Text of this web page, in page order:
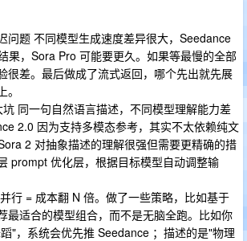
问题 不同模型生成速度差异很大，Seedance
果，Sora Pro 可能要更久。如果等最慢的全部
很差。最后做成了流式返回，哪个先出就先展
同一句自然语言描述，不同模型理解能力差
2.0 因为支持多模态参考，其实不太依赖纯文
2 对抽象描述的理解很强但需要更精确的措
prompt 优化层，根据目标模型自动调整输
行 = 成本翻 N 倍。做了一些策略，比如基于
最适合的模型组合，而不是无脑全跑。比如你
"，系统会优先推 Seedance ；描述的是"物理